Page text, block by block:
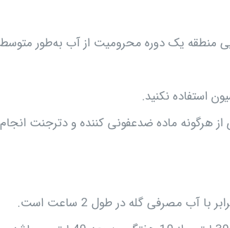
منطقه یک دوره محرومیت از آب به‌طور
هرگونه ماده ضدعفونی کننده و دترجنت انجام
مصرفی گله در طول 2 ساعت است.